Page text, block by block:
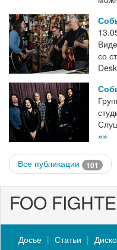
со
Desk
»»
Все публикации 101
FOO
Досье Статьи